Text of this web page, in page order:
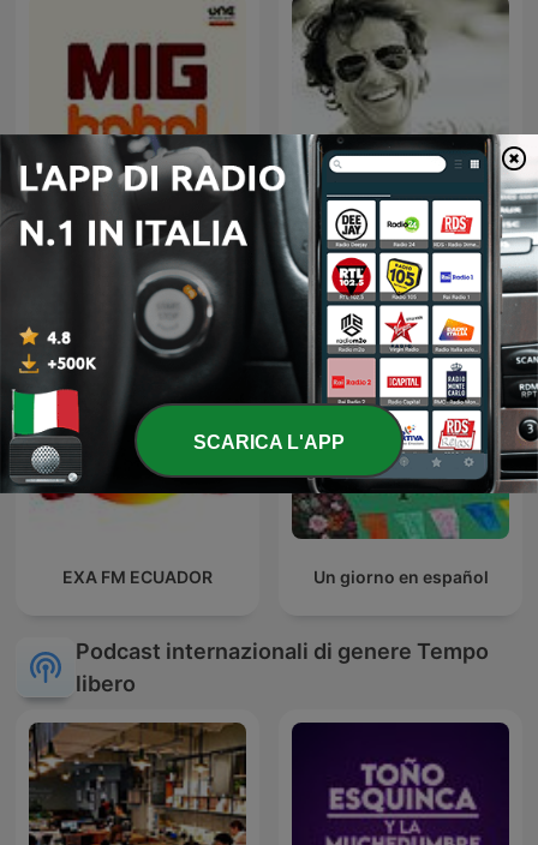
Mig Babol
Ibiza Sensations by Luis
del Villar
EXA FM ECUADOR Un giorno en español
Podcast internazionali di genere Tempo
libero
SCARICA L'APP